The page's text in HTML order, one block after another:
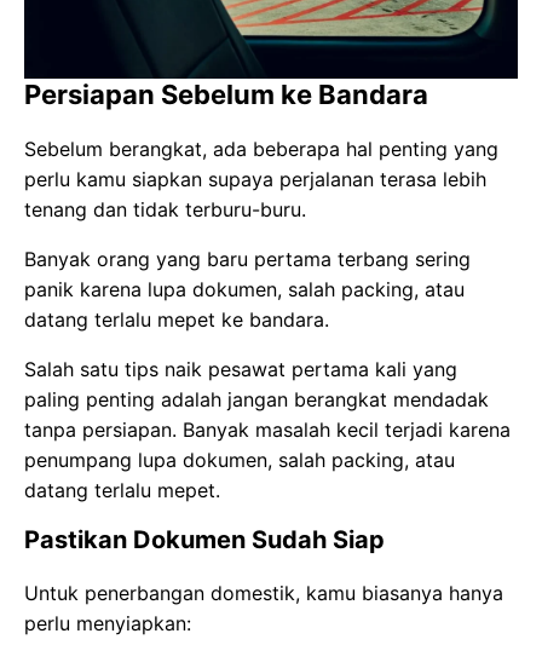
Persiapan Sebelum ke Bandara
Sebelum berangkat, ada beberapa hal penting yang
perlu kamu siapkan supaya perjalanan terasa lebih
tenang dan tidak terburu-buru.
Banyak orang yang baru pertama terbang sering
panik karena lupa dokumen, salah packing, atau
datang terlalu mepet ke bandara.
Salah satu tips naik pesawat pertama kali yang
paling penting adalah jangan berangkat mendadak
tanpa persiapan. Banyak masalah kecil terjadi karena
penumpang lupa dokumen, salah packing, atau
datang terlalu mepet.
Pastikan Dokumen Sudah Siap
Untuk penerbangan domestik, kamu biasanya hanya
perlu menyiapkan: